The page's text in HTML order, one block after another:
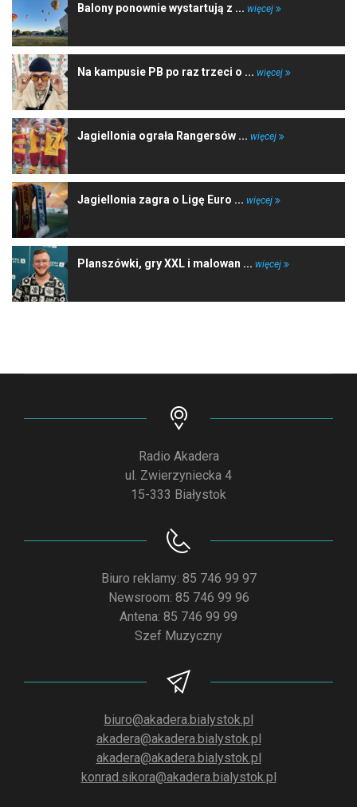
Balony ponownie wystartują z ... więcej
Na kampusie PB po raz trzeci o ... więcej
Jagiellonia ograła Rangersów ... więcej
Jagiellonia zagra o Ligę Euro ... więcej
Planszówki, gry XXL i malowan ... więcej
Radio Akadera
ul. Zwierzyniecka 4
15-333 Białystok
Biuro reklamy: 85 746 99 97
Newsroom: 85 746 99 96
Antena: 85 746 99 99
Szef Muzyczny
biuro@akadera.bialystok.pl
akadera@akadera.bialystok.pl
akadera@akadera.bialystok.pl
konrad.sikora@akadera.bialystok.pl